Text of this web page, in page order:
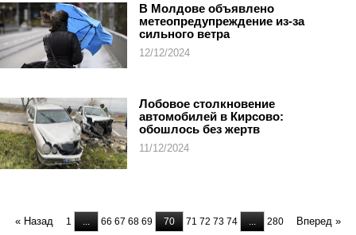
В Молдове объявлено
метеопредупреждение из-за
сильного ветра
12/12/2024
Лобовое столкновение
автомобилей в Кирсово:
обошлось без жертв
11/12/2024
« Назад 1 66 67 68 69 70 71 72 73 74 280 Вперед »